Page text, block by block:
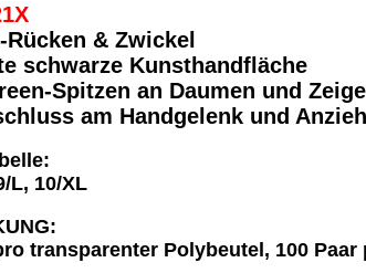
Rücken & Zwickel
schwarze Kunsthandfläche
Spitzen an Daumen und
am Handgelenk und
L, 10/XL
transparenter Polybeutel, 100 Paar